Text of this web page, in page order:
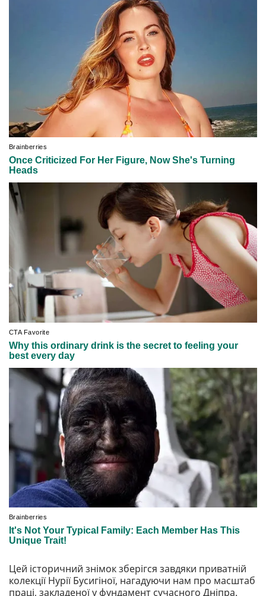
Цей історичний знімок зберігся завдяки приватній
колекції Нурії Бусигіної, нагадуючи нам про масштаб
праці, закладеної у фундамент сучасного Дніпра.